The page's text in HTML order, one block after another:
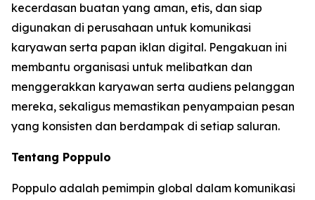
kecerdasan buatan yang aman, etis, dan siap
digunakan di perusahaan untuk komunikasi
karyawan serta papan iklan digital. Pengakuan ini
membantu organisasi untuk melibatkan dan
menggerakkan karyawan serta audiens pelanggan
mereka, sekaligus memastikan penyampaian pesan
yang konsisten dan berdampak di setiap saluran.
Tentang Poppulo
Poppulo adalah pemimpin global dalam komunikasi